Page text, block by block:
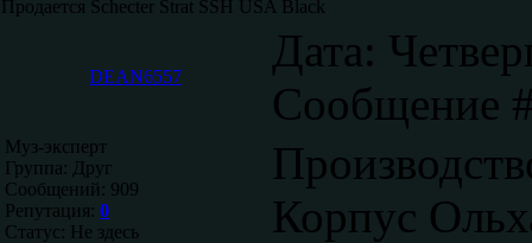
Продается Schecter Strat SSH USA Black
DEAN6557
Дата:
Сообщение
Муз-эксперт
Группа: Друг
Сообщений: 909
Репутация: 0
Статус: Не здесь
Корпус